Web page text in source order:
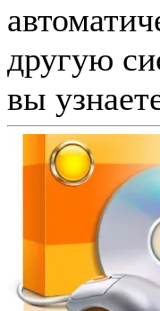
другую
вы